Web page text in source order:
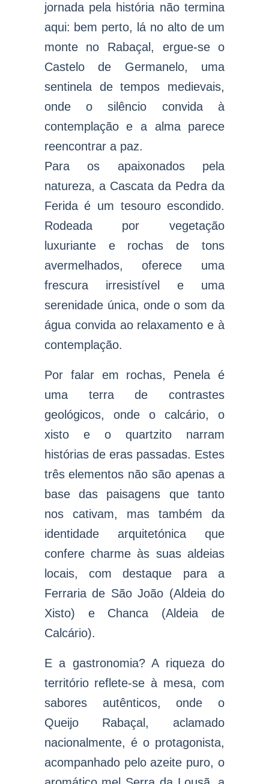
jornada pela história não termina
aqui: bem perto, lá no alto de um
monte no Rabaçal, ergue-se o
Castelo de Germanelo, uma
sentinela de tempos medievais,
onde o silêncio convida à
contemplação e a alma parece
reencontrar a paz.
Para os apaixonados pela
natureza, a Cascata da Pedra da
Ferida é um tesouro escondido.
Rodeada por vegetação
luxuriante e rochas de tons
avermelhados, oferece uma
frescura irresistível e uma
serenidade única, onde o som da
água convida ao relaxamento e à
contemplação.
Por falar em rochas, Penela é
uma terra de contrastes
geológicos, onde o calcário, o
xisto e o quartzito narram
histórias de eras passadas. Estes
três elementos não são apenas a
base das paisagens que tanto
nos cativam, mas também da
identidade arquitetónica que
confere charme às suas aldeias
locais, com destaque para a
Ferraria de São João (Aldeia do
Xisto) e Chanca (Aldeia de
Calcário).
E a gastronomia? A riqueza do
território reflete-se à mesa, com
sabores autênticos, onde o
Queijo Rabaçal, aclamado
nacionalmente, é o protagonista,
acompanhado pelo azeite puro, o